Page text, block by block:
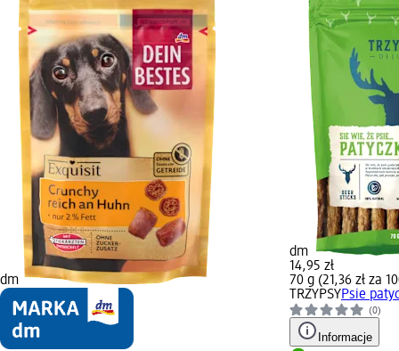
dm
dm
14,95 zł
70 g (21,36 zł za
TRZYPSYPsie
(0)
Informacje